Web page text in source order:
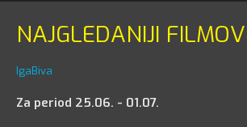
NAJGLEDANIJI
IgaBiva
Za period 25.06. - 01.07.